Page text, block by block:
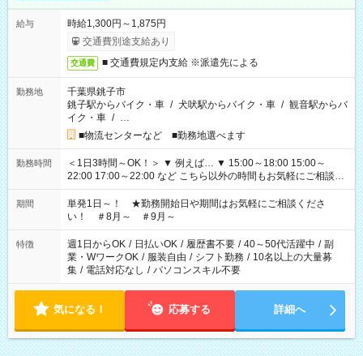
給与
時給1,300円～1,875円
交通費別途支給あり
交通費 ■ 交通費規定内支給 ※派遣先による
勤務地
千葉県銚子市
銚子駅からバイク・車 / 犬吠駅からバイク・車 / 観音駅からバ
イク・車 / …
■物流センターなど ■勤務地選べます
勤務時間
＜1日3時間～OK！＞ ▼ 例えば… ▼ 15:00～18:00 15:00～
22:00 17:00～22:00 など こちら以外の時間もお気軽にご相談く
ださい！
期間
単発1日～！ ★勤務開始日や期間はお気軽にご相談くださ
い！ ＃8月～ ＃9月～
特徴 週1日からOK / 日払いOK / 履歴書不要 / 40～50代活躍中 / 副
業・WワークOK / 服装自由 / シフト勤務 / 10名以上の大量募
集 / 電話対応なし / パソコンスキル不要
気になる！ 応募する 詳細へ